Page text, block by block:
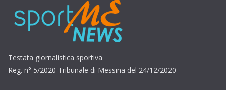
Testata giornalistica sportiva
Reg. n° 5/2020 Tribunale di Messina del 24/12/2020